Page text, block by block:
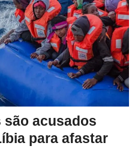
acusados
para afastar